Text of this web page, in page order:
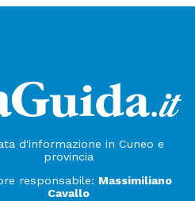
d'informazione in Cuneo e
provincia
responsabile: Massimiliano
Cavallo